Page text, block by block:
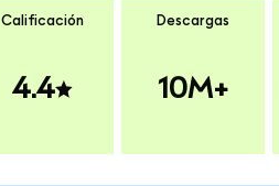
Calificación
4.4
Descargas
10M+